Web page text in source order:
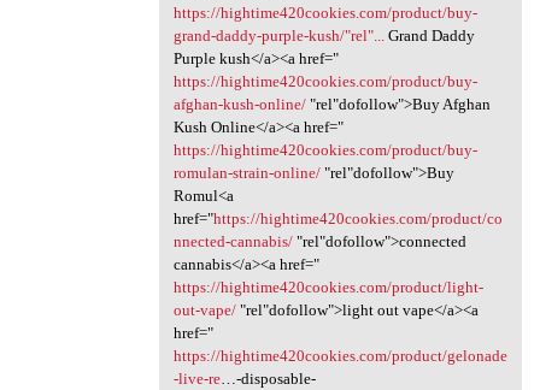
https://hightime420cookies.com/product/buy-
grand-daddy-purple-kush/"rel"...
Grand Daddy
Purple kush</a><a href="
https://hightime420cookies.com/product/buy-
afghan-kush-online/"rel"dofollow">Buy Afghan
Kush Online</a><a href="
https://hightime420cookies.com/product/buy-
romulan-strain-online/‎"rel"dofollow">Buy
Romul<a
href="https://hightime420cookies.com/product/co
nnected-cannabis/‎"rel"dofollow">connected
cannabis</a><a href="
https://hightime420cookies.com/product/light-
out-vape/"rel"dofollow">light out vape</a><a
href="
https://hightime420cookies.com/product/gelonade
-live-re…-disposable-